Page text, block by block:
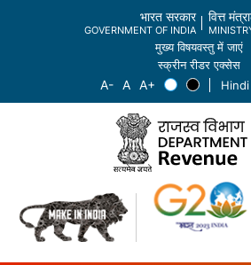
भारत सरकार
GOVERNMENT OF INDIA
वित्त
मुख्य विषयवस्तु में जाएं
स्क्रीन रीडर एक्सेस
Hindi